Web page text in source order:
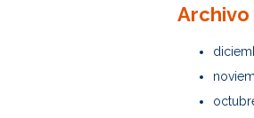
Archivo